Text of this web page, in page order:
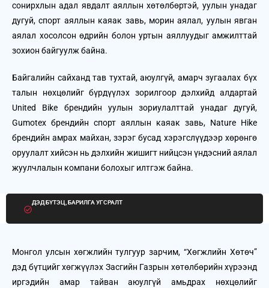
сонирхлын адал явдалт аяллын хөтөлбөртэй, уулын унадаг
дугуй, спорт аяллын каяак завь, морин аялал, уулын явган
аялал хосолсон өдрийн болон уртын аяллуудыг амжилттай
зохион байгуулж байна.
Байгалийн сайханд тав тухтай, аюулгүй, амарч зугаалах бүх
талын нөхцөлийг бүрдүүлэх зорилгоор дэлхийд алдартай
United Bike брендийн уулын зориулалттай унадаг дугуй,
Gumotex брендийн спорт аяллын каяак завь, Nature Hike
брендийн амрах майхан, зэрэг бусад хэрэгслүүдээр хөрөнгө
оруулалт хийсэн нь дэлхийн жишигт нийцсэн үндэсний аялал
жуулчлалын компани болохыг илтгэж байна.
ДЭД БҮТЭЦ, БАРИЛГА УГСРАЛТ
Монгол улсын хөгжлийн тулгуур зарчим, “Хөгжлийн Хөтөч”
дэд бүтцийг хөгжүүлэх Засгийн Газрын хөтөлбөрийн хүрээнд
иргэдийн амар тайван аюулгүй амьдрах нөхцөлийг